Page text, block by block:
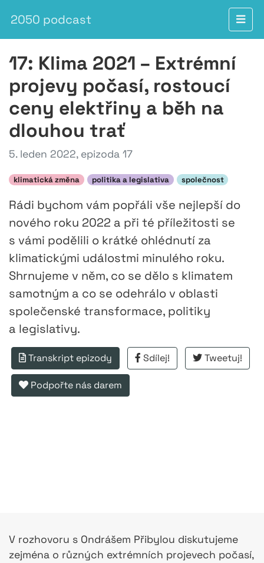
2050 podcast
17: Klima 2021 – Extrémní
projevy počasí, rostoucí
ceny elektřiny a běh na
dlouhou trať
5. leden 2022, epizoda 17
klimatická změna politika a legislativa společnost
Rádi bychom vám popřáli vše nejlepší do
nového roku 2022 a při té příležitosti se
s vámi podělili o krátké ohlédnutí za
klimatickými událostmi minulého roku.
Shrnujeme v něm, co se dělo s klimatem
samotným a co se odehrálo v oblasti
společenské transformace, politiky
a legislativy.
Transkript epizody Sdílej! Tweetuj!
Podpořte nás darem
V rozhovoru s Ondrášem Přibylou diskutujeme
zejména o různých extrémních projevech počasí,